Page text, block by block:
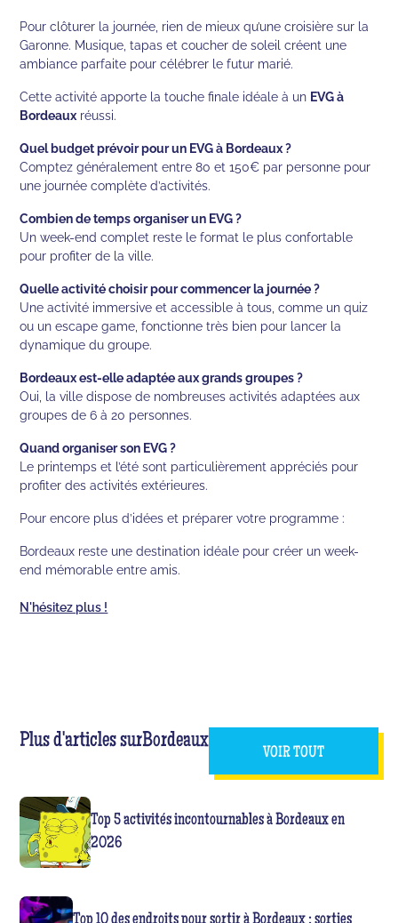
Pour clôturer la journée, rien de mieux qu’une croisière sur la
Garonne. Musique, tapas et coucher de soleil créent une
ambiance parfaite pour célébrer le futur marié.
Cette activité apporte la touche finale idéale à un EVG à
Bordeaux réussi.
Quel budget prévoir pour un EVG à Bordeaux ?
Comptez généralement entre 80 et 150€ par personne pour
une journée complète d’activités.
Combien de temps organiser un EVG ?
Un week-end complet reste le format le plus confortable
pour profiter de la ville.
Quelle activité choisir pour commencer la journée ?
Une activité immersive et accessible à tous, comme un quiz
ou un escape game, fonctionne très bien pour lancer la
dynamique du groupe.
Bordeaux est-elle adaptée aux grands groupes ?
Oui, la ville dispose de nombreuses activités adaptées aux
groupes de 6 à 20 personnes.
Quand organiser son EVG ?
Le printemps et l’été sont particulièrement appréciés pour
profiter des activités extérieures.
Pour encore plus d’idées et préparer votre programme :
Bordeaux reste une destination idéale pour créer un week-
end mémorable entre amis.
N'hésitez plus !
Plus d'articles surBordeaux
VOIR TOUT
Top 5 activités incontournables à Bordeaux en
2026